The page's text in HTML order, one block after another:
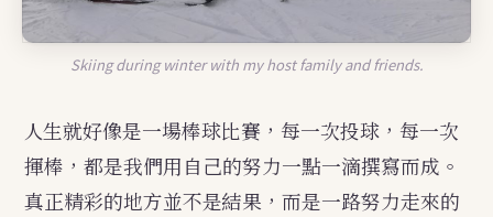
Skiing during winter with my host family and friends.
人生就好像是一場棒球比賽，每一次投球，每一次
揮棒，都是我們用自己的努力一點一滴撰寫而成。
真正精彩的地方並不是結果，而是一路努力走來的